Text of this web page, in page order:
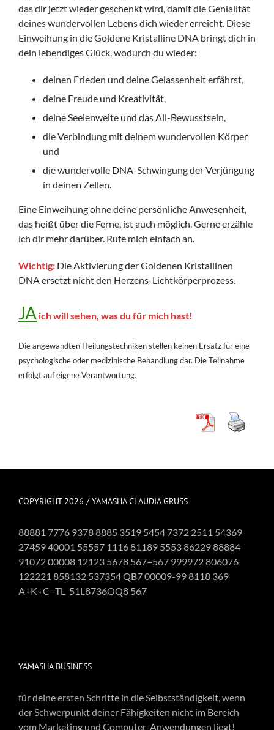
das dir jetzt wieder geschenkt wird, damit die Genialität
deines wundervollen Lebens dich wieder erreicht. Diese
Einweihung in die Goldene Kristalline DNA bringt dich in
dein lebendiges Glück, wodurch du wieder:
deinen Frieden und deine Gelassenheit erfährst,
deine Freude und Kreativität,
deine Seelenweite und das All-Bewusstsein,
die Verbindung mit deinem wundervollen Körper
und
die wundervolle DNA-Schwingung der Verjüngung
in deinen Zellen.
Eine Einweihung ohne deine persönliche Anwesenheit,
das heißt über die Ferne, ist auch möglich. Gerne erzähle
ich dir mehr darüber. Rufe mich einfach an.
Wichtig: Die Aktivierung der Goldenen Kristallinen
DNA ersetzt nicht den Herzens-Lichtkörperprozess.
JA ich will sehen, was du für mich hast!
Die angewandten Heilungstechniken stellen keinen Ersatz für eine
psychologische oder medizinische Behandlung dar. Die Teilnahme
erfolgt auf eigene Verantwortung.
COPYRIGHT 2026 / YAMASHA CLAUDIA GRUSS
88881 7776 9378 8885 3519 5454 7372 2511 54369
27459 40001 55557 1116 81189 5553 86229 88884
91072 00008 12123 5678 567=567 999972 806076
122221 858132 537354 QB7 00009-99 8118 369
A+K+C=TL 51L8736OQ8 567
YAMASHA BUSINESS
für deine ersten Schritte in die Selbstständigkeit, wenn
der Schwerpunkt deiner Fähigkeiten nicht im Bereich
vom Marketing und Computer-Anwendungen liegt!